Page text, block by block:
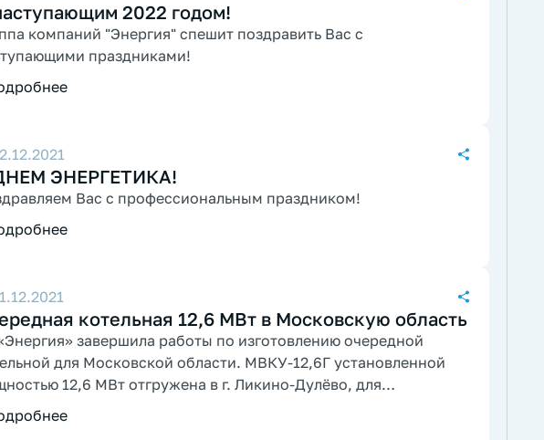
2022 годом!
компаний "Энергия" спешит поздравить Вас с
праздниками!
ЭНЕРГЕТИКА!
Вас с профессиональным праздником!
котельная 12,6 МВт в Московскую область
завершила работы по изготовлению очередной
для Московской области. МВКУ-12,6Г установленной
12,6 МВт отгружена в г. Ликино-Дулёво, для
жилой застройки.